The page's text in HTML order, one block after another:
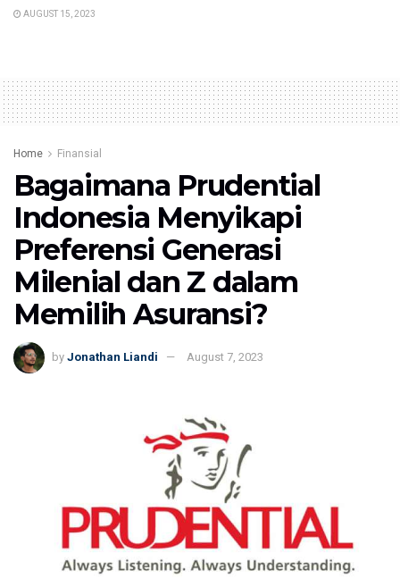
AUGUST 15, 2023
Home Finansial
Bagaimana Prudential
Indonesia Menyikapi
Preferensi Generasi
Milenial dan Z dalam
Memilih Asuransi?
by Jonathan Liandi August 7, 2023